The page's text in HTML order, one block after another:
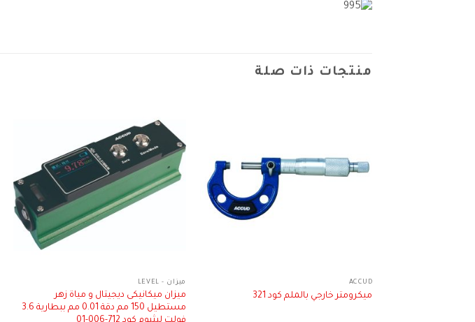
منتجات ذات صلة
ACCUD
ميكرومتر خارجي بالملم كود 321
ميزان - LEVEL
ميزان ميكانيكى ديجيتال و مياة زهر
مستطيل 150 مم دقة 0.01 مم ببطارية 3.6